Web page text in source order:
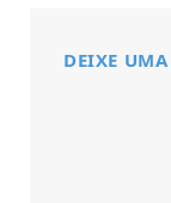
DEIXE UMA